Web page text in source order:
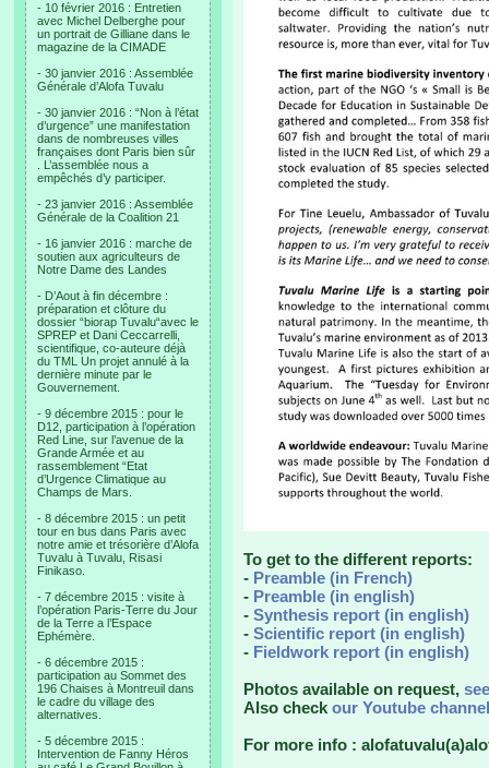
- 10 février 2016 : Entretien
avec Michel Delberghe pour
un portrait de Gilliane dans le
magazine de la CIMADE
- 30 janvier 2016 : Assemblée
Générale d’Alofa Tuvalu
- 30 janvier 2016 : “Non à l’état
d’urgence” une manifestation
dans de nombreuses villes
françaises dont Paris bien sûr
. L’assemblée nous a
empêchés d’y participer.
- 23 janvier 2016 : Assemblée
Générale de la Coalition 21
- 16 janvier 2016 : marche de
soutien aux agriculteurs de
Notre Dame des Landes
- D’Aout à fin décembre :
préparation et clôture du
dossier “biorap Tuvalu“avec le
SPREP et Dani Ceccarrelli,
scientifique, co-auteure déjà
du TML Un projet annulé à la
dernière minute par le
Gouvernement.
- 9 décembre 2015 : pour le
D12, participation à l’opération
Red Line, sur l’avenue de la
Grande Armée et au
rassemblement “Etat
d’Urgence Climatique au
Champs de Mars.
- 8 décembre 2015 : un petit
tour en bus dans Paris avec
notre amie et trésorière d’Alofa
Tuvalu à Tuvalu, Risasi
Finikaso.
- 7 décembre 2015 : visite à
l’opération Paris-Terre du Jour
de la Terre a l’Espace
Ephémère.
- 6 décembre 2015 :
participation au Sommet des
196 Chaises à Montreuil dans
le cadre du village des
alternatives.
- 5 décembre 2015 :
Intervention de Fanny Héros
To get to the different reports:
- Preamble (in French)
- Preamble (in english)
- Synthesis report (in english)
- Scientific report (in english)
- Fieldwork report (in english)
Photos available on request, see
Also check our Youtube channel
For more info :